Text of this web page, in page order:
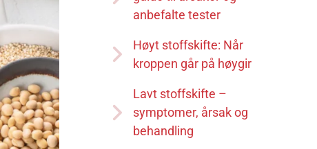
anbefalte tester
Høyt stoffskifte: Når
kroppen går på høygir
Lavt stoffskifte –
symptomer, årsak og
behandling